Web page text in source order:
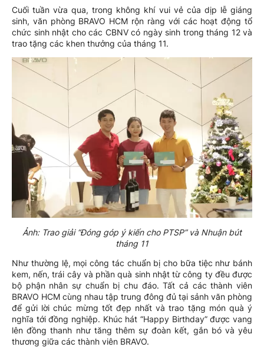
Cuối tuần vừa qua, trong không khí vui vẻ của dịp lễ giáng
sinh, văn phòng BRAVO HCM rộn ràng với các hoạt động tổ
chức sinh nhật cho các CBNV có ngày sinh trong tháng 12 và
trao tặng các khen thưởng của tháng 11.
Ảnh: Trao giải “Đóng góp ý kiến cho PTSP” và Nhuận bút
tháng 11
Như thường lệ, mọi công tác chuẩn bị cho bữa tiệc như bánh
kem, nến, trái cây và phần quà sinh nhật từ công ty đều được
bộ phận nhân sự chuẩn bị chu đáo. Tất cả các thành viên
BRAVO HCM cùng nhau tập trung đông đủ tại sảnh văn phòng
để gửi lời chúc mừng tốt đẹp nhất và trao tặng món quà ý
nghĩa tới đồng nghiệp. Khúc hát “Happy Birthday” được vang
lên đồng thanh như tăng thêm sự đoàn kết, gắn bó và yêu
thương giữa các thành viên BRAVO.